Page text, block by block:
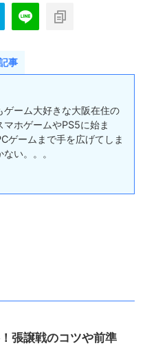
事
ゲーム大好きな大阪在住の
ホゲームやPS5に始ま
ゲームまで手を広げてしま
い。。。
張譲戦のコツや前準